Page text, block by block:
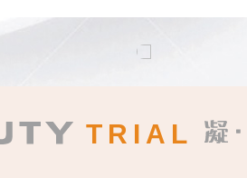
TRIAL